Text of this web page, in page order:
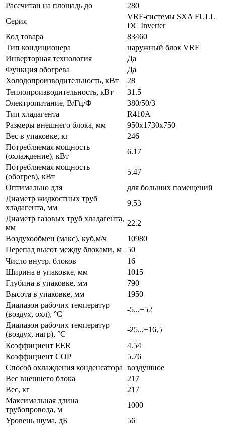
Рассчитан на площадь до
280
Серия
VRF-системы SХA FULL
DC Inverter
Код товара
83460
Тип кондиционера
наружный блок VRF
Инверторная технология
Да
Функция обогрева
Да
Холодопроизводительность, кВт
28
Теплопроизводительность, кВт
31.5
Электропитание, В/Гц/Ф
380/50/3
Тип хладагента
R410A
Размеры внешнего блока, мм
950x1730x750
Вес в упаковке, кг
246
Потребляемая мощность
(охлаждение), кВт
6.17
Потребляемая мощность
(обогрев), кВт
5.47
Оптимально для
для больших помещений
Диаметр жидкостных труб
хладагента, мм
9.53
Диаметр газовых труб хладагента,
мм
22.2
Воздухообмен (макс), куб.м/ч
10980
Перепад высот между блоками, м
50
Число внутр. блоков
16
Ширина в упаковке, мм
1015
Глубина в упаковке, мм
790
Высота в упаковке, мм
1950
Диапазон рабочих температур
(воздух, охл), °C
-5...+52
Диапазон рабочих температур
(воздух, нагр), °C
-25...+16,5
Коэффициент EER
4.54
Коэффициент COP
5.76
Способ охлаждения конденсатора воздушное
Вес внешнего блока
217
Вес, кг
217
Максимальная длина
трубопровода, м
1000
Уровень шума, дБ
56